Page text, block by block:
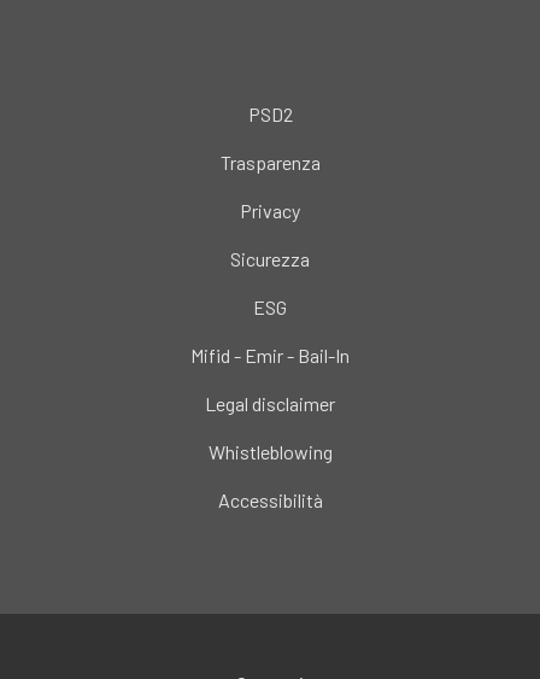
PSD2
Trasparenza
Privacy
Sicurezza
ESG
Mifid - Emir - Bail-In
Legal disclaimer
Whistleblowing
Accessibilità